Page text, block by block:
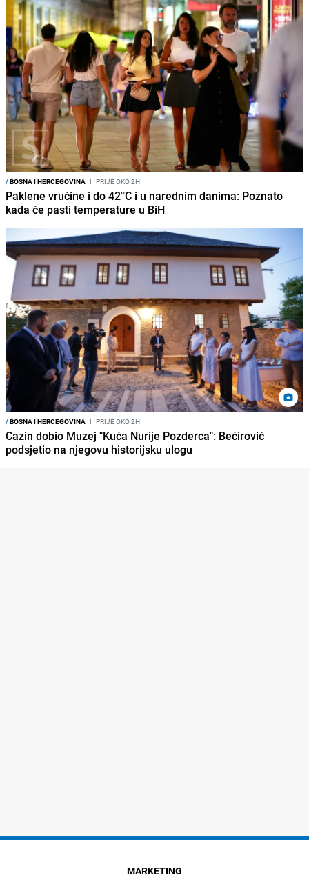
/BOSNA I HERCEGOVINA I PRIJE OKO 2H
Paklene vrućine i do 42°C i u narednim danima: Poznato
kada će pasti temperature u BiH
/BOSNA I HERCEGOVINA I PRIJE OKO 2H
Cazin dobio Muzej "Kuća Nurije Pozderca": Bećirović
podsjetio na njegovu historijsku ulogu
MARKETING